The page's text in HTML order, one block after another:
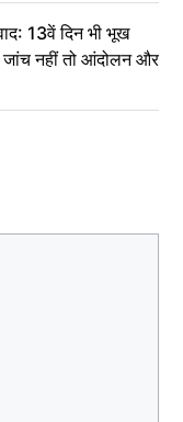
13वें दिन भी भूख
जांच नहीं तो आंदोलन और